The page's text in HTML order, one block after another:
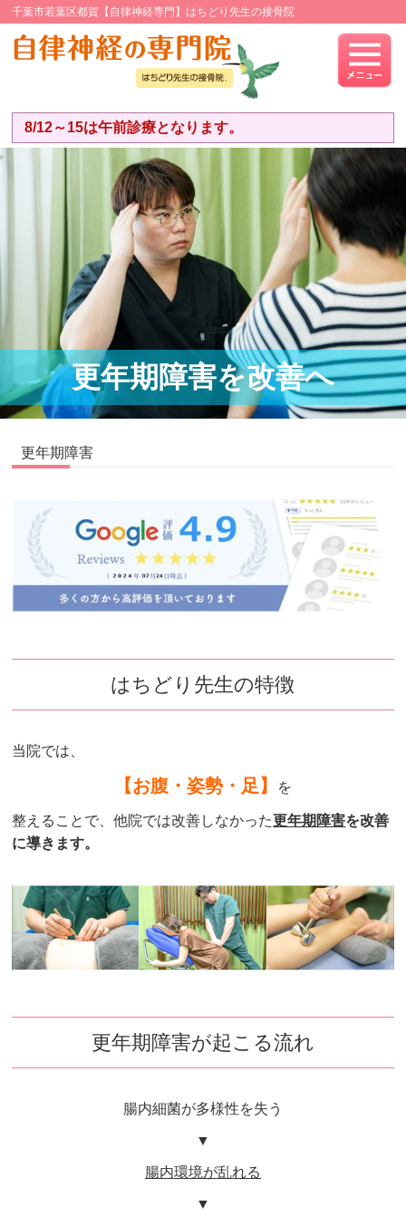
千葉市若葉区都賀【自律神経専門】はちどり先生の接骨院
8/12～15は午前診療となります。
更年期障害を改善へ
更年期障害
はちどり先生の特徴
当院では、
【お腹・姿勢・足】 を
整えることで、他院では改善しなかった更年期障害を改善
に導きます。
更年期障害が起こる流れ
腸内細菌が多様性を失う
▼
腸内環境が乱れる
▼